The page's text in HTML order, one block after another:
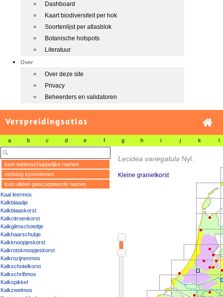
Dashboard
Kaart biodiversiteit per hok
Soortenlijst per atlasblok
Botanische hotspots
Literatuur
Over
Over deze site
Privacy
Beheerders en validatoren
Verspreidingsatlas
a b c d e f g h i j k l
toon wetenschappelijke namen
verberg synoniemen
toon alleen geaccepteerde namen
Kaal leermos
Kalkblaadje
Kalkblaaskorst
Kalkcitroenkorst
Kalkglimschoteltje
Kalkhaarschubje
Kalkknoopjeskorst
Kalkrotsknoopjeskorst
Kalkrozijnenmos
Kalkschotelkorst
Kalkschriftmos
Kalkspikkel
Kalkzwelmos
Lecidea variegatula Nyl.
Kleine granietkorst